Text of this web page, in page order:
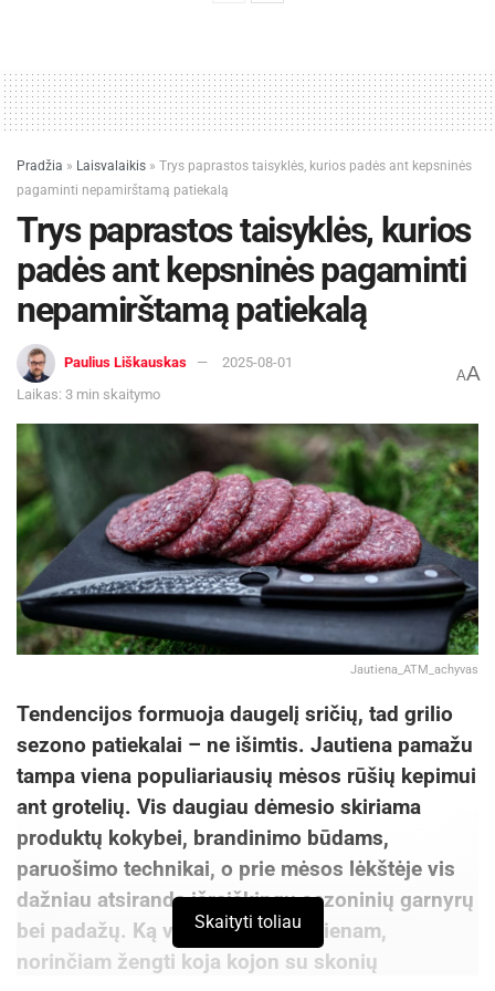
Lenkijoje.
Šaltinis: Ukmergės rajono savivaldybė
Pradžia » Laisvalaikis » Trys paprastos taisyklės, kurios padės ant kepsninės
pagaminti nepamirštamą patiekalą
Trys paprastos taisyklės, kurios
padės ant kepsninės pagaminti
nepamirštamą patiekalą
Paulius Liškauskas
2025-08-01
Laikas: 3 min skaitymo
AA
Jautiena_ATM_achyvas
Tendencijos formuoja daugelį sričių, tad grilio
sezono patiekalai – ne išimtis. Jautiena pamažu
tampa viena populiariausių mėsos rūšių kepimui
ant grotelių. Vis daugiau dėmesio skiriama
produktų kokybei, brandinimo būdams,
paruošimo technikai, o prie mėsos lėkštėje vis
dažniau atsiranda išraiškingų sezoninių garnyrų
bei padažų. Ką verta žinoti kiekvienam,
norinčiam žengti koja kojon su skonių
Skaityti toliau